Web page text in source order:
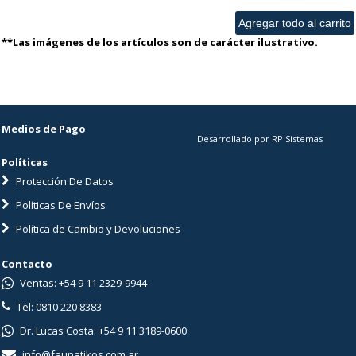
**Las imágenes de los artículos son de carácter ilustrativo.
Medios de Pago
Políticas
Protección De Datos
Políticas De Envíos
Política de Cambio y Devoluciones
Desarrollado por RP Sistemas
Contacto
Ventas: +54 9 11 2329-9944
Tel: 0810 220 8383
Dr. Lucas Costa: +54 9 11 3189-0600